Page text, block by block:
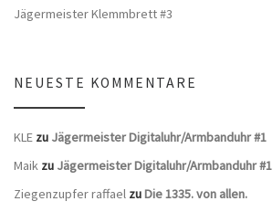
Jägermeister Klemmbrett #3
NEUESTE KOMMENTARE
KLE zu Jägermeister Digitaluhr/Armbanduhr #1
Maik zu Jägermeister Digitaluhr/Armbanduhr #1
Ziegenzupfer raffael zuDie 1335. von allen.